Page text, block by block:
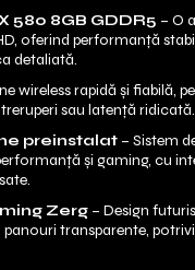
580 8GB GDDR5 – O
oferind performanță
detaliată.
wireless rapidă și fiabilă,
sau latență ridicată.
preinstalat – Sistem
și gaming, cu
Zerg – Design
transparente,